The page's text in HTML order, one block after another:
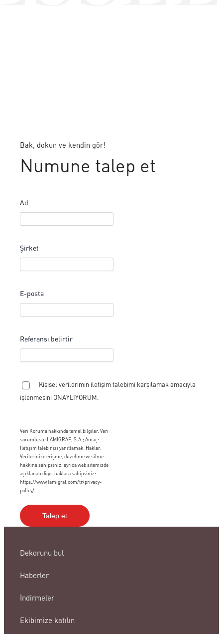
Bak, dokun ve kendin gör!
Numune talep et
Ad
Şirket
E-posta
Referansı belirtir
Kişisel verilerimin iletişim talebimi karşılamak amacıyla
işlenmesini ONAYLIYORUM.
Veri Koruma hakkında temel bilgiler. Veri
sorumlusu: LAMIGRAF, S.A.; Amaç:
İletişim talebinizi yanıtlamak; Haklar:
Verilerinize erişme, düzeltme ve silme
hakkına sahipsiniz, ayrıca web sitemizde
açıklanan diğer haklara sahipsiniz:
https://www.lamigraf.com/tr/privacy-
policy/
Dekorunu bul
Haberler
İndirmeler
Ekibimize katılın